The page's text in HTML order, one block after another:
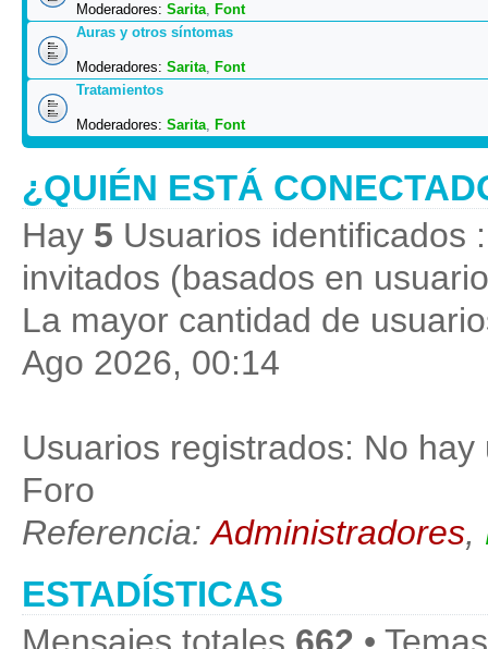
Moderadores: Sarita, Font
Auras y otros síntomas
Moderadores: Sarita, Font
Tratamientos
Moderadores: Sarita, Font
¿QUIÉN ESTÁ
Hay 5 Usuarios identificados
invitados (basados en
La mayor cantidad de
Ago 2026, 00:14
Usuarios registrados: No
Foro
Referencia:Administradores,
ESTADÍSTICAS